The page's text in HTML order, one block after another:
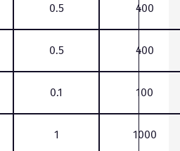
0.5 400
0.5 400
0.1 100
1 1000